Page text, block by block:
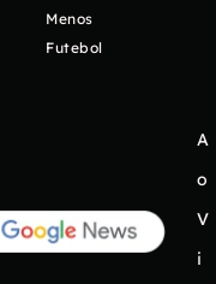
Menos
Futebol
A
o
V
i